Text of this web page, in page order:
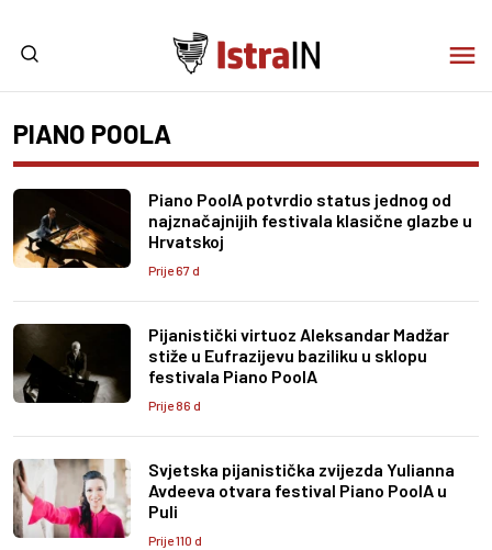
PIANO POOLA
Piano PoolA potvrdio status jednog od
najznačajnijih festivala klasične glazbe u
Hrvatskoj
Prije 67 d
Pijanistički virtuoz Aleksandar Madžar
stiže u Eufrazijevu baziliku u sklopu
festivala Piano PoolA
Prije 86 d
Svjetska pijanistička zvijezda Yulianna
Avdeeva otvara festival Piano PoolA u
Puli
Prije 110 d